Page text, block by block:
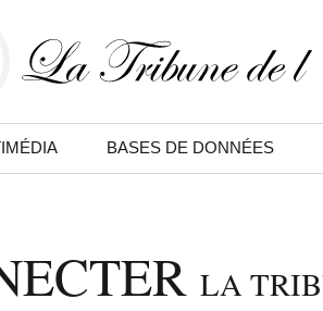
BASES DE DONNÉES
LA